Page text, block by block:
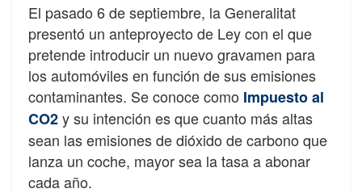
El pasado 6 de septiembre, la Generalitat
presentó un anteproyecto de Ley con el que
pretende introducir un nuevo gravamen para
los automóviles en función de sus emisiones
contaminantes. Se conoce como Impuesto al
CO2y su intención es que cuanto más altas
sean las emisiones de dióxido de carbono que
lanza un coche, mayor sea la tasa a abonar
cada año.